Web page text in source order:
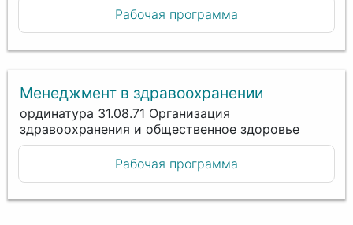
Рабочая программа
Менеджмент в здравоохранении
ординатура 31.08.71 Организация
здравоохранения и общественное здоровье
Рабочая программа